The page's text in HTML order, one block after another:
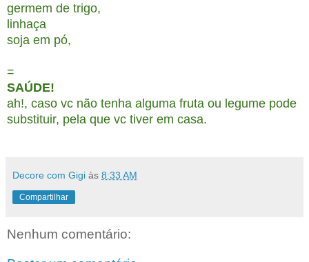
germem de trigo,
linhaça
soja em pó,
=
SAÚDE!
ah!, caso vc não tenha alguma fruta ou legume pode
substituir, pela que vc tiver em casa.
Decore com Gigi às 8:33 AM
Compartilhar
Nenhum comentário: